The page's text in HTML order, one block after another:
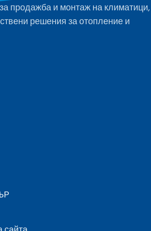
продажба и монтаж на климатици,
решения за отопление и